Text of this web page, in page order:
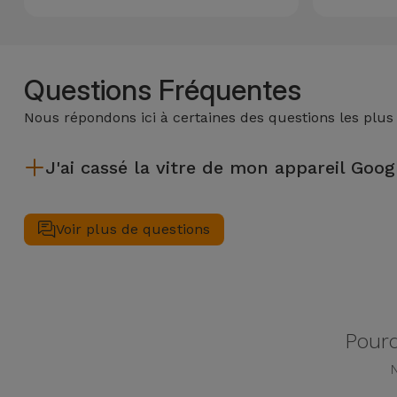
Voir
Chaînes
de
Gadgets
Hygiène
et
Questions Fréquentes
Nous répondons ici à certaines des questions les
J'ai cassé la vitre de mon appareil
Voir plus de questions